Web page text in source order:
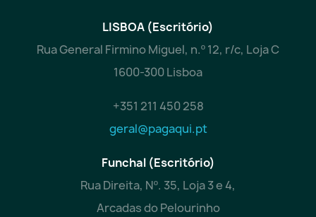
LISBOA (Escritório)
Rua General Firmino Miguel, n.º 12, r/c, Loja C
1600-300 Lisboa
+351 211 450 258
geral@pagaqui.pt
Funchal (Escritório)
Rua Direita, Nº. 35, Loja 3 e 4,
Arcadas do Pelourinho